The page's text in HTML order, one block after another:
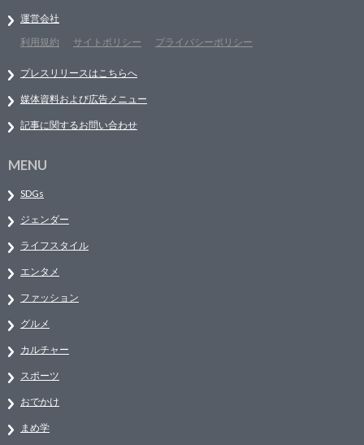
運営会社
利用規約
サイトポリシー プライバシーポリシー
プレスリリースはこちらへ
媒体資料および広告メニュー
記事に関するお問い合わせ
MENU
SDGs
ジェンダー
ライフスタイル
エンタメ
ファッション
グルメ
カルチャー
スポーツ
おでかけ
まめ学